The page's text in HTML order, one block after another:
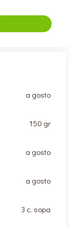
a gosto
150 gr
a gosto
a gosto
3 c. sopa